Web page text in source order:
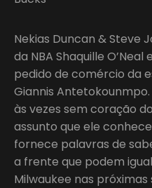
Nekias Duncan & Steve
da NBA Shaquille
pedido de comércio da
Giannis
às vezes sem coração
assunto que ele
fornece palavras de
a frente que podem
Milwaukee nas próximas